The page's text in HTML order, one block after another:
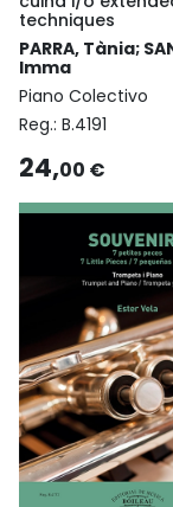
techniques
PARRA, Tània;
Imma
Piano Colectivo
Reg.: B.4191
24,00 €